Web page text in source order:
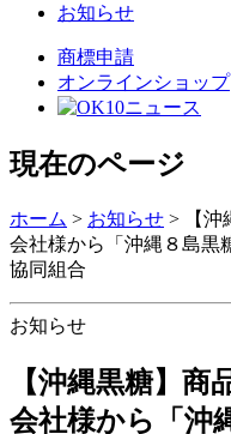
お知らせ
商標申請
オンラインショップ
現在のページ
ホーム > お知らせ >
【
会社様から「沖縄８島黒
協同組合
お知らせ
【沖縄黒糖】
会社様から「沖